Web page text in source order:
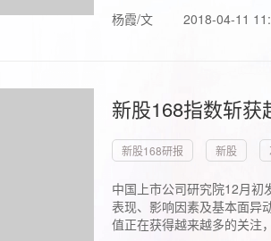
杨霞/文 2018-04-11
新股168指数斩
新股168研报 新股
中国上市公司研究院12月初
表现、影响因素及基本面异
值正在获得越来越多的关注